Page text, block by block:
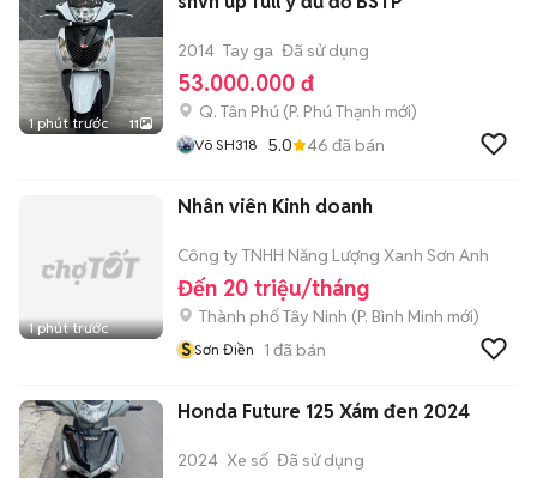
1 phút trước 11
2014 Tay ga Đã sử dụng
53.000.000 đ
Q. Tân Phú (P. Phú Thạnh mới)
Võ SH318 5.0 46 đã bán
1 phút trước
Nhân viên Kinh doanh
Công ty TNHH Năng Lượng Xanh Sơn Anh
Đến 20 triệu/tháng
Thành phố Tây Ninh (P. Bình Minh mới)
S Sơn Điền 1 đã bán
Honda Future 125 Xám đen 2024
2024 Xe số Đã sử dụng